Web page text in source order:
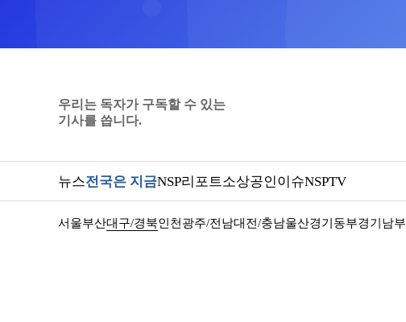
우리는 독자가 구독할 수 있는
기사를 씁니다.
뉴스전국은 지금NSP리포트소상공인이슈NSPTV
서울부산대구/경북인천 광주/전남대전/충남울산경기동부경기남부